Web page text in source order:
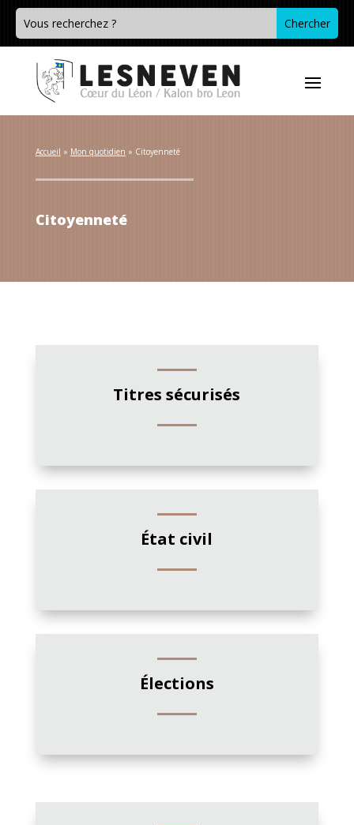
Accueil » Mon quotidien » Citoyenneté
Citoyenneté
Titres sécurisés
État civil
Élections